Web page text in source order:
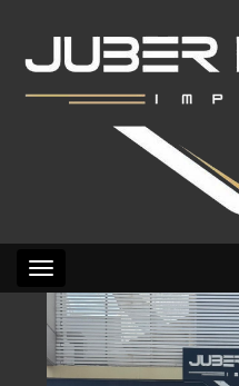
Toggle navigation